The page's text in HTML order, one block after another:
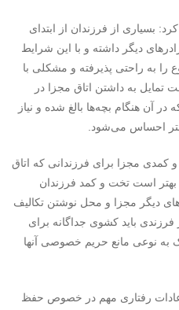
بسیاری از فرزندان از ابتدای
دیگر داشته و با این شرایط
به راحتی پذیرفته و مشکلی با
تمایل به داشتن اتاق مجزا در
در آن هنگام بچه‌ها بالغ شده و نیاز
احساس می‌شود.
و کمدی مجزا برای فرزندانی که اتاق
بهتر است تخت و کمد فرزندان
دیگر مجزا و محل نوشتن تکالیف
باید کشوی جداگانه‌ برای
به نوعی مانع حریم خصوصی آنها
عادات رفتاری مهم در خصوص حفظ